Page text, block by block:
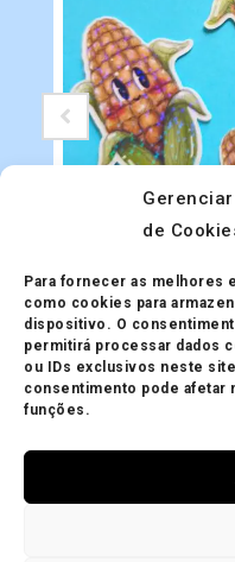
de
Para fornecer as melhores
como cookies para
dispositivo. O
permitirá processar dados
ou IDs exclusivos neste
consentimento pode afetar
funções.
Adesivos
Adesivo
R$5.00
Política de